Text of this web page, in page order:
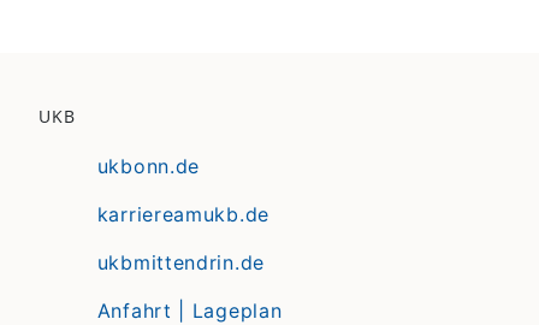
UKB
ukbonn.de
karriereamukb.de
ukbmittendrin.de
Anfahrt | Lageplan